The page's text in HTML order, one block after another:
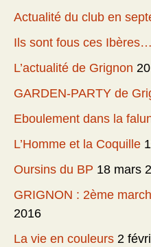
Actualité du club en
Ils sont fous ces Ibères…
L’actualité de Grignon
GARDEN-PARTY de
Eboulement dans la
L’Homme et la Coquille
Oursins du BP 18 mars
GRIGNON : 2ème
2016
La vie en couleurs 2